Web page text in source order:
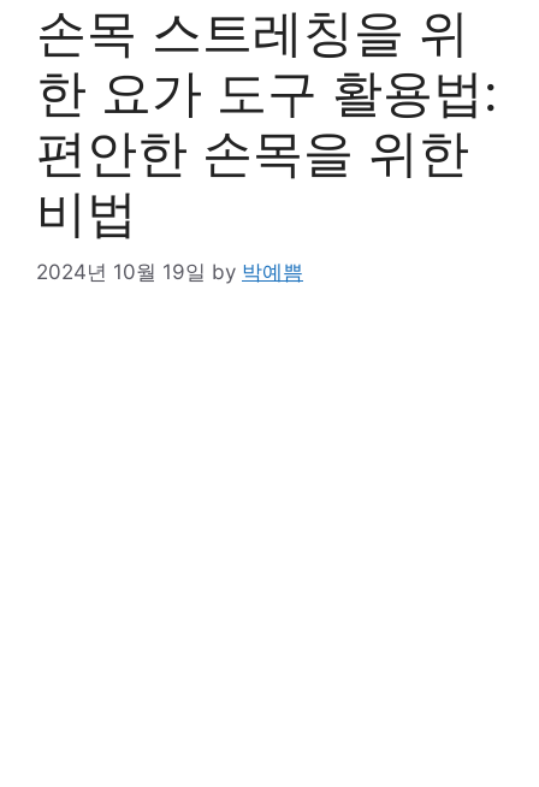
손목 스트레칭을 위
한 요가 도구 활용법:
편안한 손목을 위한
비법
2024년 10월 19일 by 박예쁨